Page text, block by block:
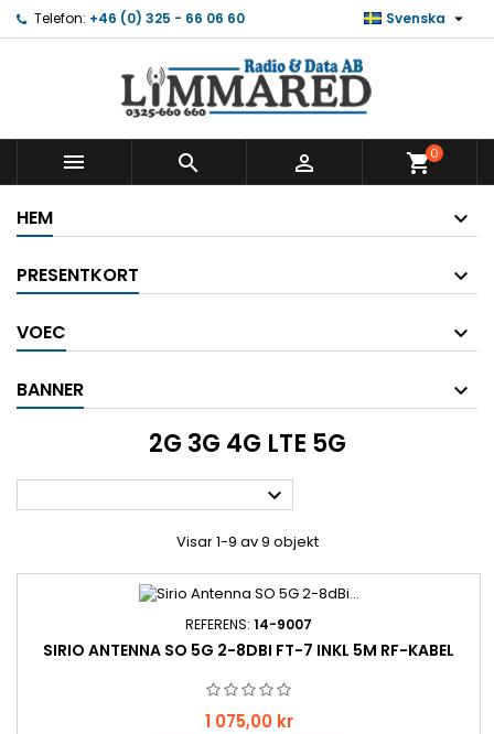
Telefon: +46 (0) 325 - 66 06 60 Svenska 
   shopping_cart0
HEM
PRESENTKORT
VOEC
BANNER
2G 3G 4G LTE 5G

Visar 1-9 av 9 objekt
REFERENS: 14-9007
SIRIO ANTENNA SO 5G 2-8DBI FT-7 INKL 5M RF-KABEL
Pris
1 075,00 kr